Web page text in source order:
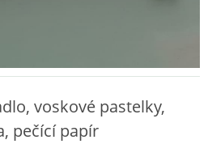
voskové pastelky,
pečící papír